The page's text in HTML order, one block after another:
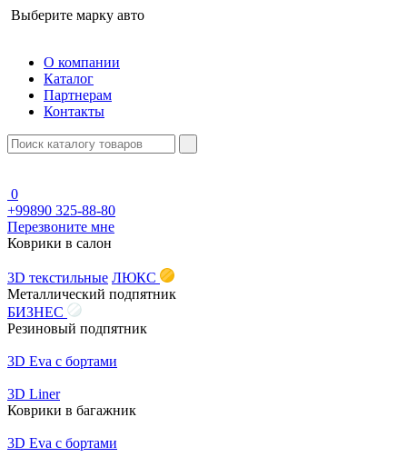
Выберите марку авто
О компании
Каталог
Партнерам
Контакты
0
+99890 325-88-80
Перезвоните мне
Коврики в салон
3D текстильные ЛЮКС
Металлический подпятник
БИЗНЕС
Резиновый подпятник
3D Eva с бортами
3D Liner
Коврики в багажник
3D Eva с бортами